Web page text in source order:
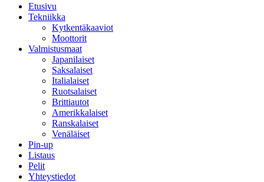
Etusivu
Tekniikka
Kytkentäkaaviot
Moottorit
Valmistusmaat
Japanilaiset
Saksalaiset
Italialaiset
Ruotsalaiset
Brittiautot
Amerikkalaiset
Ranskalaiset
Venäläiset
Pin-up
Listaus
Pelit
Yhteystiedot